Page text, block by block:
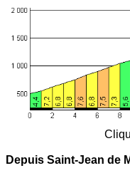
Depuis Saint-Jean de